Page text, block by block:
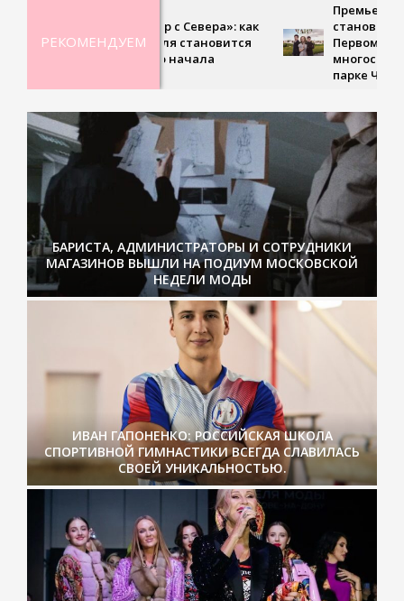
РЕКОМЕНДУЕМ
«Тёплый ветер с Севера»: как
холодная земля становится
Премьера, где любовь
становится
Первом канале
многосерийная драма
парке Чаир»
БАРИСТА, АДМИНИСТРАТОРЫ И СОТРУДНИКИ
МАГАЗИНОВ ВЫШЛИ НА ПОДИУМ МОСКОВСКОЙ
НЕДЕЛИ МОДЫ
ИВАН ГАПОНЕНКО: РОССИЙСКАЯ ШКОЛА
СПОРТИВНОЙ ГИМНАСТИКИ ВСЕГДА СЛАВИЛАСЬ
СВОЕЙ УНИКАЛЬНОСТЬЮ.